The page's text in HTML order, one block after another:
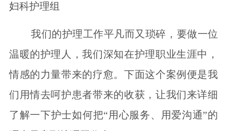
妇科护理组
我们的护理工作平凡而又琐碎，要做一位
温暖的护理人，我们深知在护理职业生涯中，
情感的力量带来的疗愈。下面这个案例便是我
们用情去呵护患者带来的收获，让我们来详细
了解一下护士如何把“用心服务、用爱沟通”的